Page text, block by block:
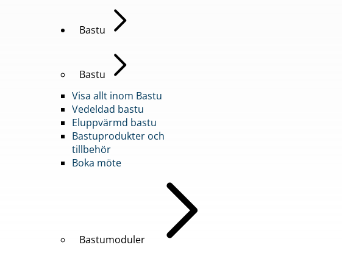
Bastu
Bastu
Visa allt inom Bastu
Vedeldad bastu
Eluppvärmd bastu
Bastuprodukter och
tillbehör
Boka möte
Bastumoduler